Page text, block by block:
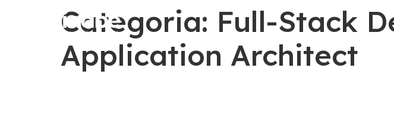
Categoria: Full-Stack
Application Architect